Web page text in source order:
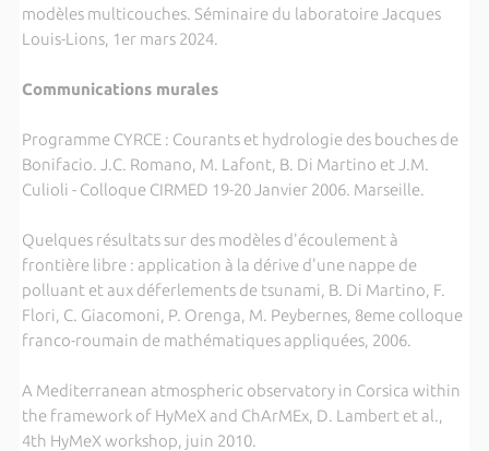
modèles multicouches. Séminaire du laboratoire Jacques
Louis-Lions, 1er mars 2024.
Communications murales
Programme CYRCE : Courants et hydrologie des bouches de
Bonifacio. J.C. Romano, M. Lafont, B. Di Martino et J.M.
Culioli - Colloque CIRMED 19-20 Janvier 2006. Marseille.
Quelques résultats sur des modèles d'écoulement à
frontière libre : application à la dérive d'une nappe de
polluant et aux déferlements de tsunami, B. Di Martino, F.
Flori, C. Giacomoni, P. Orenga, M. Peybernes, 8eme colloque
franco-roumain de mathématiques appliquées, 2006.
A Mediterranean atmospheric observatory in Corsica within
the framework of HyMeX and ChArMEx, D. Lambert et al.,
4th HyMeX workshop, juin 2010.